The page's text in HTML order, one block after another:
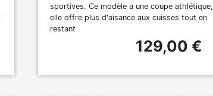
sportives. Ce modèle a une coupe athlétique,
elle offre plus d'aisance aux cuisses tout en
restant
129,00 €